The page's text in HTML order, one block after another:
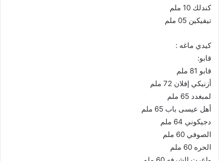
كندلك 10 ملم
تيفيكين 05 ملم
كيدي ماغه :
قابو:
قابو 81 ملم
أزنيكي إفلان 72 ملم
لمبغدد 65 ملم
أهل عيسى باب 65 ملم
دجيكوني 64 ملم
الصوفي 60 ملم
الحره 60 ملم